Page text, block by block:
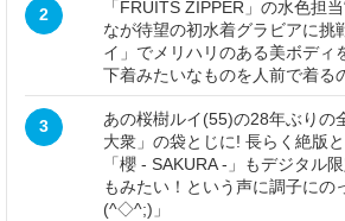
2
「FRUITS ZIPPER」の水色担
なが待望の初水着グラビアに挑
イ」でメリハリのある美ボディ
下着みたいなものを人前で着る
3
あの桜樹ルイ(55)の28年ぶりの
大衆」の袋とじに! 長らく絶版
「櫻 - SAKURA -」もデジタル
もみたい！という声に調子にの
(^◇^;)」